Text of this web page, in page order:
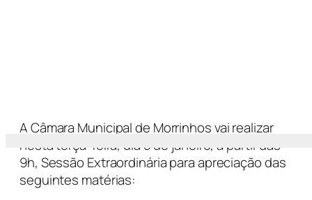
A Câmara Municipal de Morrinhos vai realizar
nesta terça-feira, dia 5 de janeiro, a partir das
9h, Sessão Extraordinária para apreciação das
seguintes matérias: